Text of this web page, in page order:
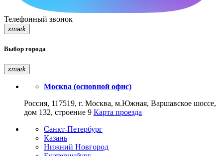
Телефонный звонок
xmark
Выбор города
xmark
Москва (основной офис)
Россия, 117519, г. Москва, м.Южная, Варшавское шоссе,
дом 132, строение 9 Карта проезда
Санкт-Петербург
Казань
Нижний Новгород